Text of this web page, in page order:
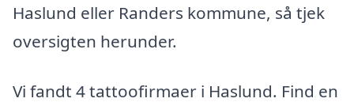
Haslund eller Randers kommune, så tjek
oversigten herunder.
Vi fandt 4 tattoofirmaer i Haslund. Find en